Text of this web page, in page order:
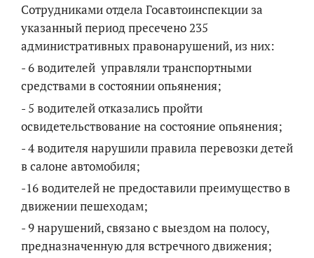
Сотрудниками отдела Госавтоинспекции за
указанный период пресечено 235
административных правонарушений, из них:
- 6 водителей управляли транспортными
средствами в состоянии опьянения;
- 5 водителей отказались пройти
освидетельствование на состояние опьянения;
- 4 водителя нарушили правила перевозки детей
в салоне автомобиля;
-16 водителей не предоставили преимущество в
движении пешеходам;
- 9 нарушений, связано с выездом на полосу,
предназначенную для встречного движения;